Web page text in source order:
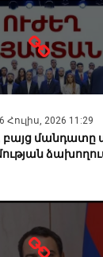
Հուլիս, 2026 11:29
բայց մանդատը